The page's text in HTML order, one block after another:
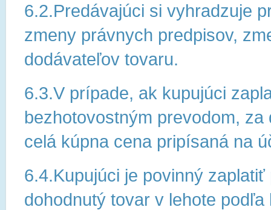
6.2.Predávajúci si vyhradzuje
zmeny právnych predpisov,
dodávateľov tovaru.
6.3.V prípade, ak kupujúci
bezhotovostným prevodom,
celá kúpna cena pripísaná na
6.4.Kupujúci je povinný
dohodnutý tovar v lehote